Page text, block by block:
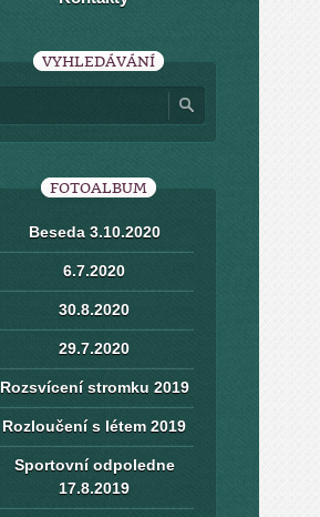
VYHLEDÁVÁNÍ
FOTOALBUM
Beseda 3.10.2020
6.7.2020
30.8.2020
29.7.2020
Rozsvícení stromku 2019
Rozloučení s létem 2019
Sportovní odpoledne
17.8.2019